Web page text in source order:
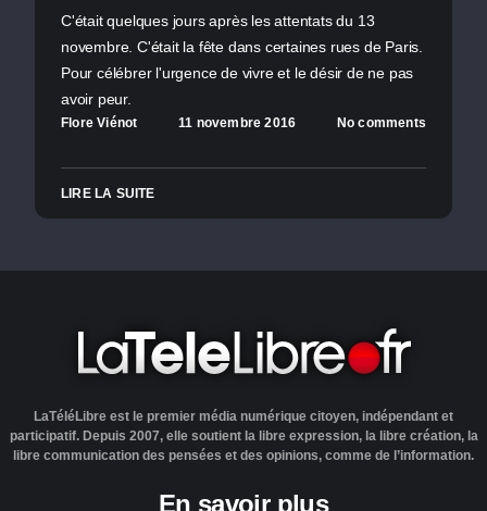
C'était quelques jours après les attentats du 13
novembre. C'était la fête dans certaines rues de Paris.
Pour célébrer l'urgence de vivre et le désir de ne pas
avoir peur.
Flore Viénot 11 novembre 2016 No comments
LIRE LA SUITE
LaTéléLibre est le premier média numérique citoyen, indépendant et
participatif. Depuis 2007, elle soutient la libre expression, la libre création, la
libre communication des pensées et des opinions, comme de l’information.
En savoir plus